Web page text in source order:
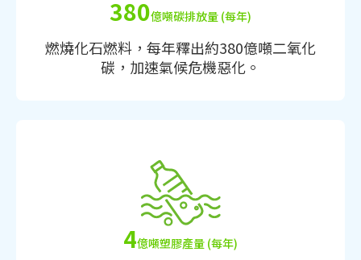
380億噸碳排放量 (每年)
燃燒化石燃料，每年釋出約380億噸二氧化
碳，加速氣候危機惡化。
4億噸塑膠產量 (每年)